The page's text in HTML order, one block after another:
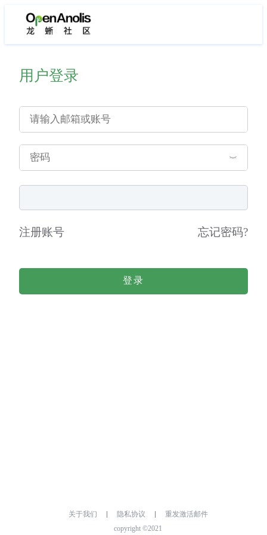
用户登录
注册账号 忘记密码?
登录
关于我们 隐私协议
重发激活邮件
copyright ©2021